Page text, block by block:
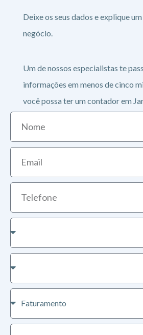
Deixe os seus dados e explique
negócio.
Um de nossos especialistas te
informações em menos de cinco
você possa ter um contador em